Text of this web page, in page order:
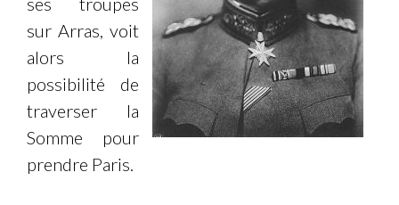
sur Arras, voit
alors la
possibilité de
traverser la
Somme pour
prendre Paris.